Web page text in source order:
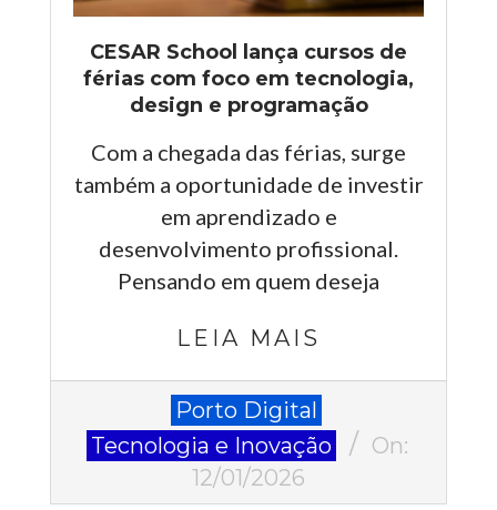
CESAR School lança cursos de
férias com foco em tecnologia,
design e programação
Com a chegada das férias, surge
também a oportunidade de investir
em aprendizado e
desenvolvimento profissional.
Pensando em quem deseja
LEIA MAIS
Porto Digital
Tecnologia e Inovação
On:
12/01/2026